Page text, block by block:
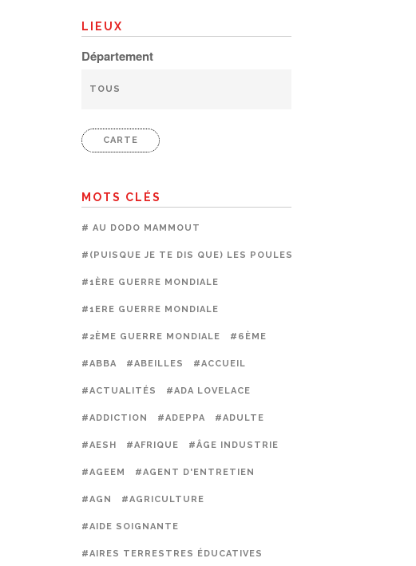
LIEUX
Département
CARTE
MOTS CLÉS
# AU DODO MAMMOUT
#(PUISQUE JE TE DIS QUE) LES POULES PRÉFÈRENT LES CAGES
#1ÈRE GUERRE MONDIALE
#1ERE GUERRE MONDIALE
#2ÈME GUERRE MONDIALE #6ÈME
#ABBA #ABEILLES #ACCUEIL
#ACTUALITÉS #ADA LOVELACE
#ADDICTION #ADEPPA #ADULTE
#AESH #AFRIQUE #ÂGE INDUSTRIE
#AGEEM #AGENT D'ENTRETIEN
#AGN #AGRICULTURE
#AIDE SOIGNANTE
#AIRES TERRESTRES ÉDUCATIVES